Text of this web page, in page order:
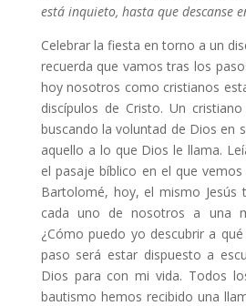
está inquieto, hasta que descanse
Celebrar la fiesta en torno a un
recuerda que vamos tras los
hoy nosotros como cristianos
discípulos de Cristo. Un
buscando la voluntad de Dios en
aquello a lo que Dios le llama.
el pasaje bíblico en el que
Bartolomé, hoy, el mismo Jesús
cada uno de nosotros a una
¿Cómo puedo yo descubrir a
paso será estar dispuesto a
Dios para con mi vida. Todos
bautismo hemos recibido una